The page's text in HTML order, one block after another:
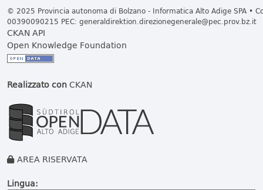
© 2025 Provincia autonoma di Bolzano - Informatica Alto Adige SPA •
00390090215 PEC: generaldirektion.direzionegenerale@pec.prov.bz.it
CKAN API
Open Knowledge Foundation
Realizzato conCKAN
AREA RISERVATA
Lingua